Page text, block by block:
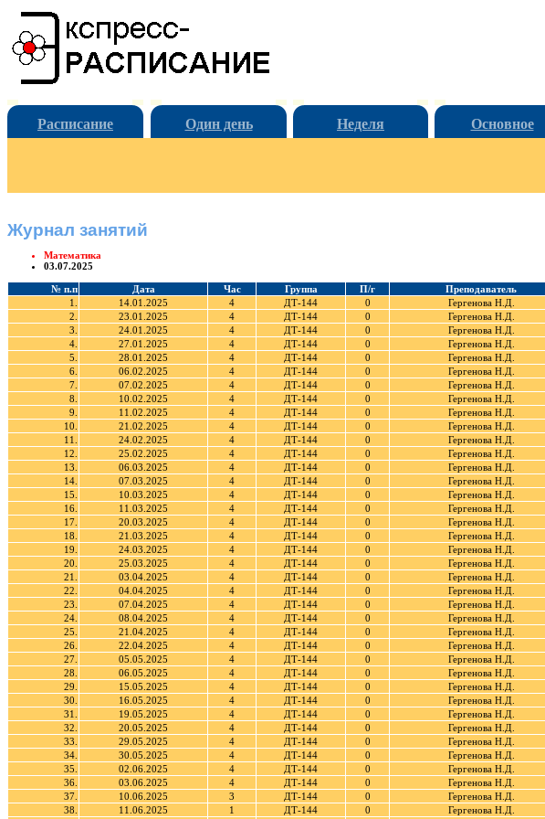
Расписание Один день Неделя Основное
Журнал занятий
Математика
03.07.2025
№ п.п Дата Час Группа П/г Преподаватель
1.
14.01.2025 4 ДТ-144 0 Гергенова Н.Д.
2.
23.01.2025 4 ДТ-144 0 Гергенова Н.Д.
3.
24.01.2025 4 ДТ-144 0 Гергенова Н.Д.
4.
27.01.2025 4 ДТ-144 0 Гергенова Н.Д.
5.
28.01.2025 4 ДТ-144 0 Гергенова Н.Д.
6.
06.02.2025 4 ДТ-144 0 Гергенова Н.Д.
7.
07.02.2025 4 ДТ-144 0
Гергенова Н.Д.
8.
10.02.2025 4 ДТ-144 0 Гергенова Н.Д.
9.
11.02.2025 4 ДТ-144 0 Гергенова Н.Д.
10.
21.02.2025 4 ДТ-144 0 Гергенова Н.Д.
11.
24.02.2025 4 ДТ-144 0 Гергенова Н.Д.
12.
25.02.2025 4 ДТ-144 0 Гергенова Н.Д.
13.
06.03.2025 4 ДТ-144 0 Гергенова Н.Д.
14.
07.03.2025 4 ДТ-144 0 Гергенова Н.Д.
15.
10.03.2025 4 ДТ-144 0 Гергенова Н.Д.
16.
11.03.2025 4 ДТ-144 0 Гергенова Н.Д.
17.
20.03.2025 4 ДТ-144 0 Гергенова Н.Д.
18.
21.03.2025 4 ДТ-144 0 Гергенова Н.Д.
19.
24.03.2025 4 ДТ-144 0 Гергенова Н.Д.
20.
25.03.2025 4 ДТ-144 0 Гергенова Н.Д.
21.
03.04.2025 4 ДТ-144 0 Гергенова Н.Д.
22.
04.04.2025 4 ДТ-144 0 Гергенова Н.Д.
23.
07.04.2025 4 ДТ-144 0 Гергенова Н.Д.
24.
08.04.2025 4 ДТ-144 0 Гергенова Н.Д.
25.
21.04.2025 4 ДТ-144 0 Гергенова Н.Д.
26.
22.04.2025 4 ДТ-144 0 Гергенова Н.Д.
27.
05.05.2025 4 ДТ-144 0
Гергенова Н.Д.
28.
06.05.2025 4 ДТ-144 0
Гергенова Н.Д.
29.
15.05.2025 4 ДТ-144 0 Гергенова Н.Д.
30.
16.05.2025 4 ДТ-144 0 Гергенова Н.Д.
31.
19.05.2025 4 ДТ-144 0 Гергенова Н.Д.
32.
20.05.2025 4 ДТ-144 0 Гергенова Н.Д.
33.
29.05.2025 4 ДТ-144 0 Гергенова Н.Д.
34.
30.05.2025 4 ДТ-144 0 Гергенова Н.Д.
35.
02.06.2025 4 ДТ-144 0 Гергенова Н.Д.
36.
03.06.2025 4 ДТ-144 0 Гергенова Н.Д.
37.
10.06.2025 3 ДТ-144 0 Гергенова Н.Д.
38.
11.06.2025 1 ДТ-144 0 Гергенова Н.Д.